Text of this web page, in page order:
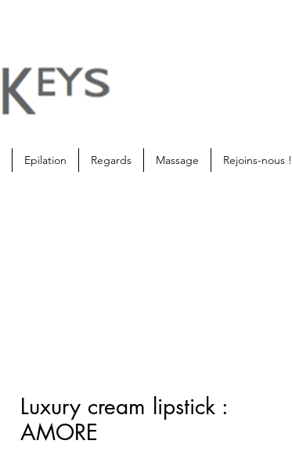
Epilation Regards Massage Rejoins-nous !
Luxury cream lipstick :
AMORE